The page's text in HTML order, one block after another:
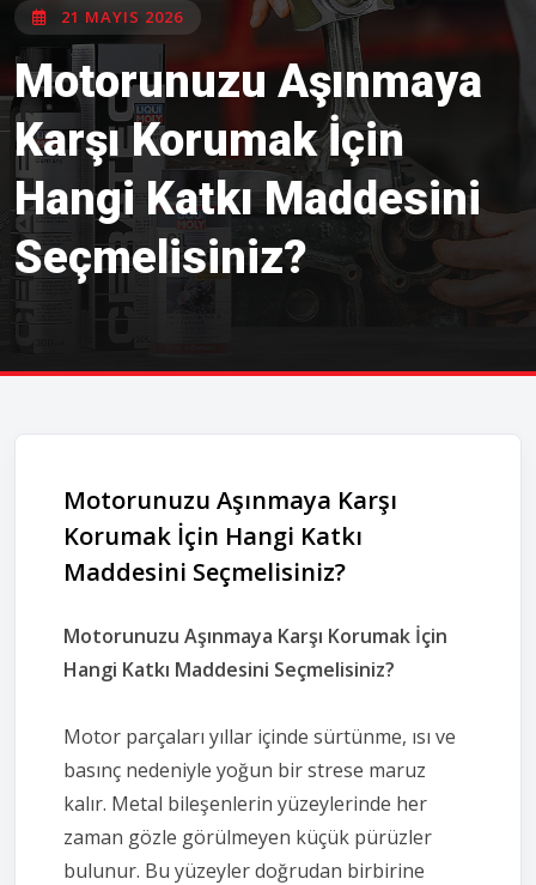
21 MAYIS 2026
Motorunuzu Aşınmaya
Karşı Korumak İçin
Hangi Katkı Maddesini
Seçmelisiniz?
Motorunuzu Aşınmaya Karşı
Korumak İçin Hangi Katkı
Maddesini Seçmelisiniz?
Motorunuzu Aşınmaya Karşı Korumak İçin
Hangi Katkı Maddesini Seçmelisiniz?
Motor parçaları yıllar içinde sürtünme, ısı ve
basınç nedeniyle yoğun bir strese maruz
kalır. Metal bileşenlerin yüzeylerinde her
zaman gözle görülmeyen küçük pürüzler
bulunur. Bu yüzeyler doğrudan birbirine